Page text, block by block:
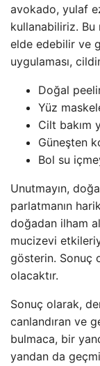
avokado, yulaf
kullanabiliriz. Bu
elde edebilir ve
uygulaması,
Doğal
Yüz
Cilt bakım
Güneşten
Bol su
Unutmayın,
parlatmanın
doğadan ilham
mucizevi
gösterin. Sonuç
olacaktır.
Sonuç olarak,
canlandıran ve
bulmaca, bir
yandan da